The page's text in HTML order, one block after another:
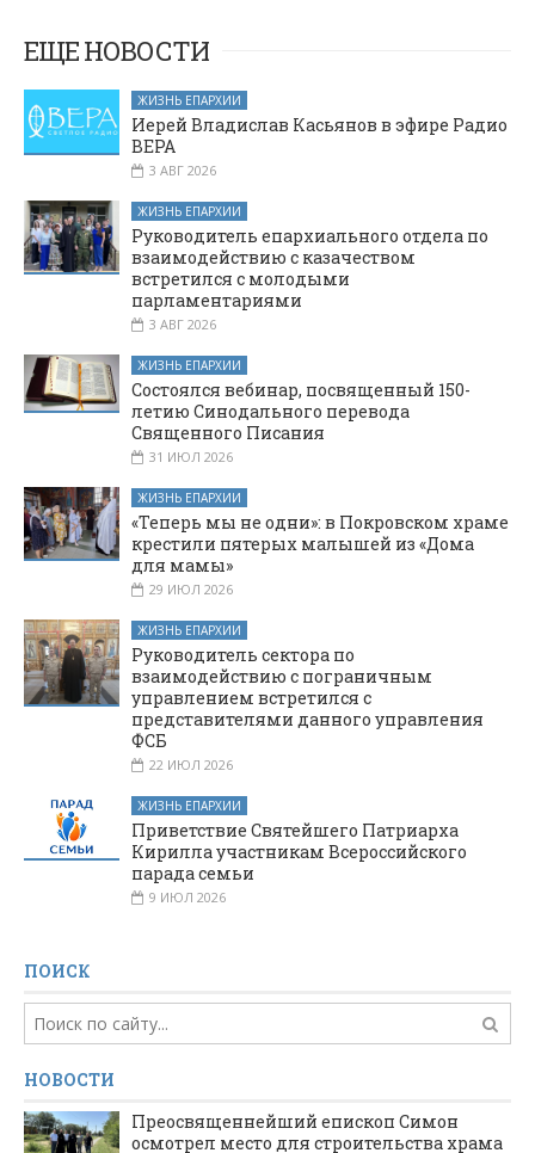
Михаила
станицы
Вешенской
ЕЩЕ НОВОСТИ
ЖИЗНЬ ЕПАРХИИ
Иерей Владислав Касьянов в эфире Радио
ВЕРА
3 АВГ 2026
ЖИЗНЬ ЕПАРХИИ
Руководитель епархиального отдела по
взаимодействию с казачеством
встретился с молодыми
парламентариями
3 АВГ 2026
ЖИЗНЬ ЕПАРХИИ
Состоялся вебинар, посвященный 150-
летию Синодального перевода
Священного Писания
31 ИЮЛ 2026
ЖИЗНЬ ЕПАРХИИ
«Теперь мы не одни»: в Покровском храме
крестили пятерых малышей из «Дома
для мамы»
29 ИЮЛ 2026
ЖИЗНЬ ЕПАРХИИ
Руководитель сектора по
взаимодействию с пограничным
управлением встретился с
представителями данного управления
ФСБ
22 ИЮЛ 2026
ЖИЗНЬ ЕПАРХИИ
Приветствие Святейшего Патриарха
Кирилла участникам Всероссийского
парада семьи
9 ИЮЛ 2026
ПОИСК
НОВОСТИ
Преосвященнейший епископ Симон
осмотрел место для строительства храма